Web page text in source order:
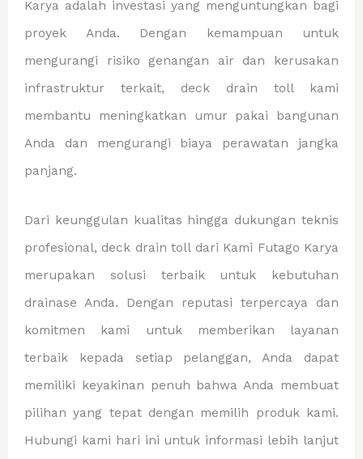
Karya adalah investasi yang menguntungkan bagi
proyek Anda. Dengan kemampuan untuk
mengurangi risiko genangan air dan kerusakan
infrastruktur terkait, deck drain toll kami
membantu meningkatkan umur pakai bangunan
Anda dan mengurangi biaya perawatan jangka
panjang.
Dari keunggulan kualitas hingga dukungan teknis
profesional, deck drain toll dari Kami Futago Karya
merupakan solusi terbaik untuk kebutuhan
drainase Anda. Dengan reputasi terpercaya dan
komitmen kami untuk memberikan layanan
terbaik kepada setiap pelanggan, Anda dapat
memiliki keyakinan penuh bahwa Anda membuat
pilihan yang tepat dengan memilih produk kami.
Hubungi kami hari ini untuk informasi lebih lanjut